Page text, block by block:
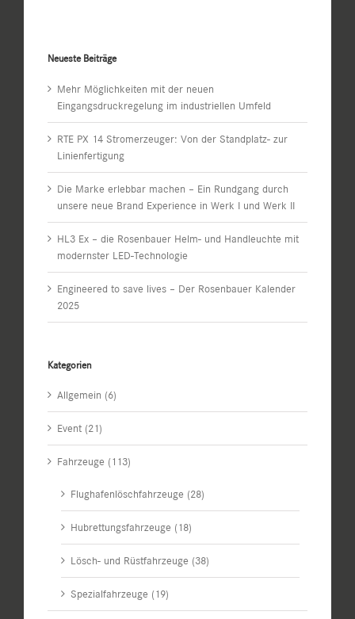
Neueste Beiträge
Mehr Möglichkeiten mit der neuen
Eingangsdruckregelung im industriellen Umfeld
RTE PX 14 Stromerzeuger: Von der Standplatz- zur
Linienfertigung
Die Marke erlebbar machen – Ein Rundgang durch
unsere neue Brand Experience in Werk I und Werk II
HL3 Ex – die Rosenbauer Helm- und Handleuchte mit
modernster LED-Technologie
Engineered to save lives – Der Rosenbauer Kalender
2025
Kategorien
Allgemein (6)
Event (21)
Fahrzeuge (113)
Flughafenlöschfahrzeuge (28)
Hubrettungsfahrzeuge (18)
Lösch- und Rüstfahrzeuge (38)
Spezialfahrzeuge (19)